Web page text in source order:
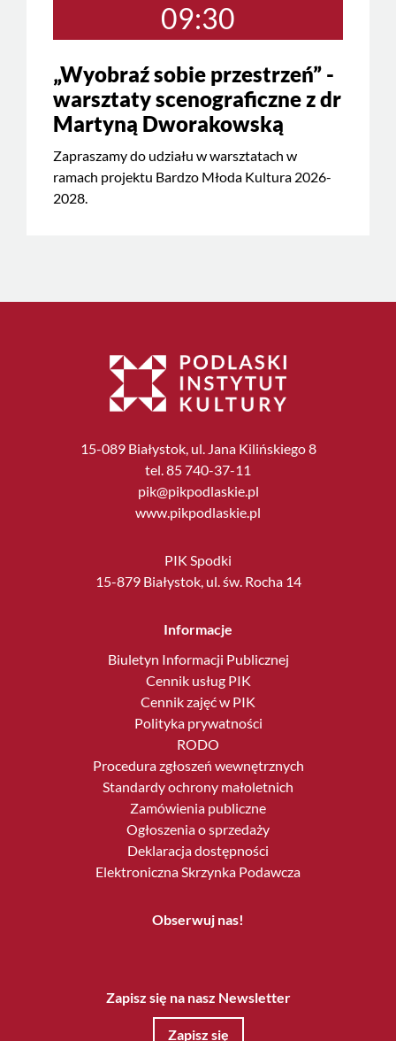
09:30
„Wyobraź sobie przestrzeń” -
warsztaty scenograficzne z dr
Martyną Dworakowską
Zapraszamy do udziału w warsztatach w
ramach projektu Bardzo Młoda Kultura 2026-
2028.
15-089 Białystok, ul. Jana Kilińskiego 8
tel. 85 740-37-11
pik@pikpodlaskie.pl
www.pikpodlaskie.pl
PIK Spodki
15-879 Białystok, ul. św. Rocha 14
Informacje
Biuletyn Informacji Publicznej
Cennik usług PIK
Cennik zajęć w PIK
Polityka prywatności
RODO
Procedura zgłoszeń wewnętrznych
Standardy ochrony małoletnich
Zamówienia publiczne
Ogłoszenia o sprzedaży
Deklaracja dostępności
Elektroniczna Skrzynka Podawcza
Obserwuj nas!
Zapisz się na nasz Newsletter
Zapisz się